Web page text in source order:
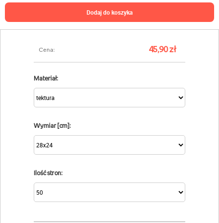
Cena: 45,90 zł
Materiał:
Wymiar [cm]:
Ilość stron:
dodaj do koszyka